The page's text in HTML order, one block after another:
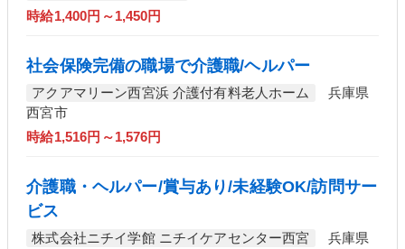
時給1,400円～1,450円
社会保険完備の職場で介護職/ヘルパー
アクアマリーン西宮浜 介護付有料老人ホーム
兵庫県
西宮市
時給1,516円～1,576円
介護職・ヘルパー/賞与あり/未経験OK/訪問サー
ビス
株式会社ニチイ学館 ニチイケアセンター西宮
兵庫県